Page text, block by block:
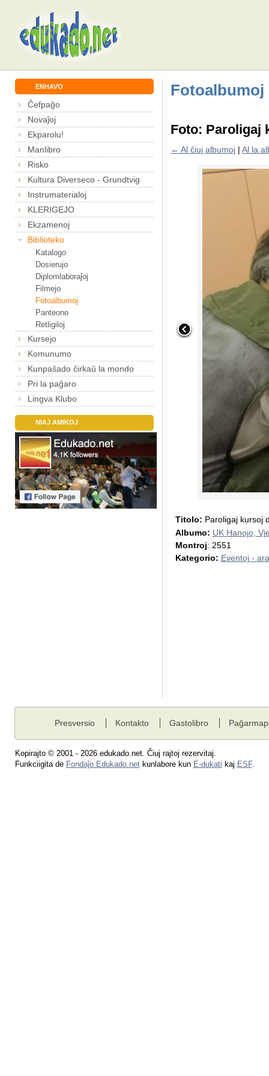
ENHAVO
Ĉefpaĝo
Novaĵoj
Ekparolu!
Manlibro
Risko
Kultura Diverseco - Grundtvig
Instrumaterialoj
KLERIGEJO
Ekzamenoj
Biblioteko
Katalogo
Dosierujo
Diplomlaboraĵoj
Filmejo
Fotoalbumoj
Panteono
Retligiloj
Kursejo
Komunumo
Kunpaŝado ĉirkaŭ la mondo
Pri la paĝaro
Lingva Klubo
NIAJ AMIKOJ
Fotoalbumoj
Foto: Paroligaj
← Al ĉiuj albumoj |Al la
Titolo: Paroligaj kursoj
Albumo: UK Hanojo,
Montroj: 2551
Kategorio: Eventoj -
Presversio Kontakto Gastolibro
Kopirajto © 2001 - 2026 edukado.net. Ĉiuj rajtoj rezervitaj.
Funkciigita de Fondaĵo Edukado.netkunlabore kun E-dukati kaj ESF.